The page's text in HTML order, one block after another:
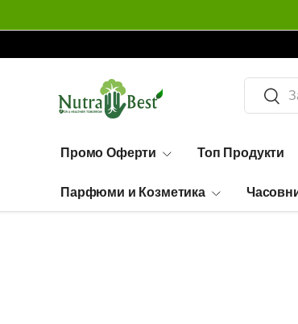
Търсене
Промо Оферти Топ Продукти
Парфюми и Козметика